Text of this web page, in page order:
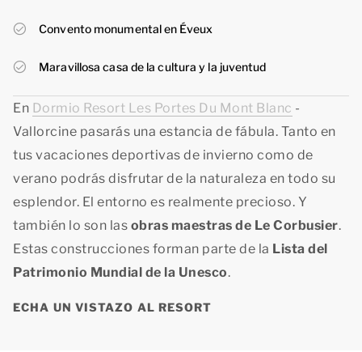
Convento monumental en Éveux
Maravillosa casa de la cultura y la juventud
En Dormio Resort Les Portes Du Mont Blanc -
Vallorcine pasarás una estancia de fábula. Tanto en
tus vacaciones deportivas de invierno como de
verano podrás disfrutar de la naturaleza en todo su
esplendor. El entorno es realmente precioso. Y
también lo son las obras maestras de Le Corbusier.
Estas construcciones forman parte de la Lista del
Patrimonio Mundial de la Unesco.
ECHA UN VISTAZO AL RESORT